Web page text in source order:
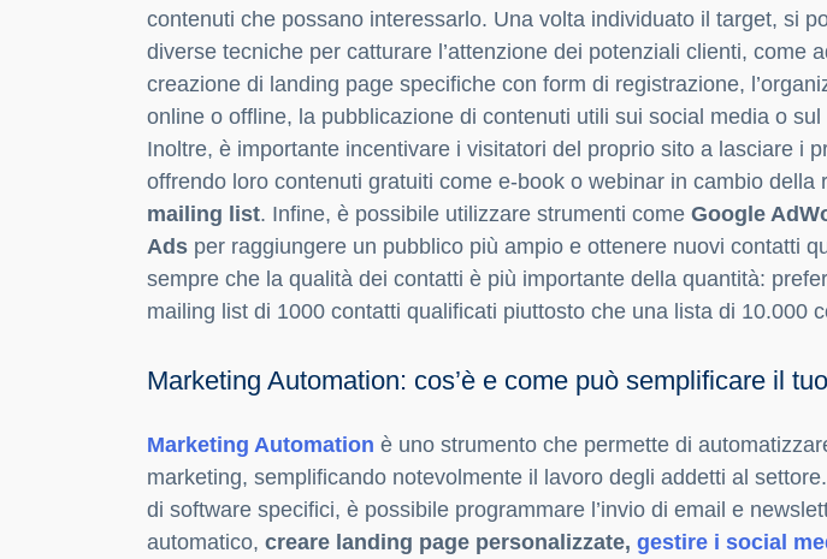
contenuti che possano interessarlo. Una volta individuato il target, si
diverse tecniche per catturare l’attenzione dei potenziali clienti, come
creazione di landing page specifiche con form di registrazione,
online o offline, la pubblicazione di contenuti utili sui social media o
Inoltre, è importante incentivare i visitatori del proprio sito a lasciare i
offrendo loro contenuti gratuiti come e-book o webinar in cambio della
mailing list. Infine, è possibile utilizzare strumenti come Google
Ads per raggiungere un pubblico più ampio e ottenere nuovi contatti
sempre che la qualità dei contatti è più importante della quantità:
mailing list di 1000 contatti qualificati piuttosto che una lista di 10.000
Marketing Automation: cos’è e come può semplificare il
Marketing Automation è uno strumento che permette di
marketing, semplificando notevolmente il lavoro degli addetti al
di software specifici, è possibile programmare l’invio di email e
automatico, creare landing page personalizzate, gestire i social